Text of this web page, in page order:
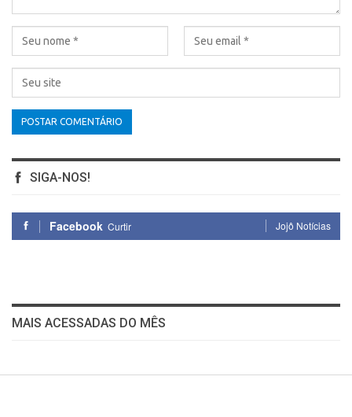
SIGA-NOS!
Facebook Curtir Jojô Notícias
MAIS ACESSADAS DO MÊS